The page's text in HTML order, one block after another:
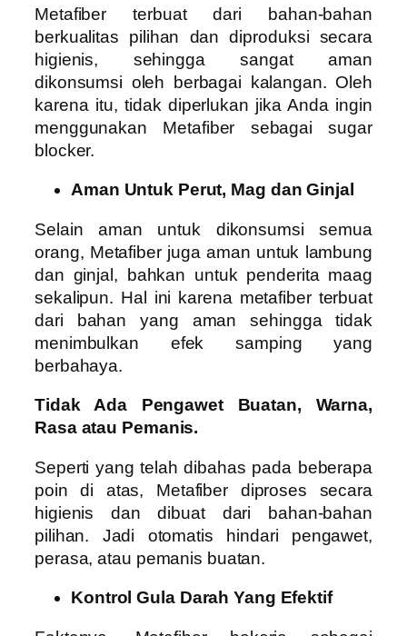
Metafiber terbuat dari bahan-bahan
berkualitas pilihan dan diproduksi secara
higienis, sehingga sangat aman
dikonsumsi oleh berbagai kalangan. Oleh
karena itu, tidak diperlukan jika Anda ingin
menggunakan Metafiber sebagai sugar
blocker.
Aman Untuk Perut, Mag dan Ginjal
Selain aman untuk dikonsumsi semua
orang, Metafiber juga aman untuk lambung
dan ginjal, bahkan untuk penderita maag
sekalipun. Hal ini karena metafiber terbuat
dari bahan yang aman sehingga tidak
menimbulkan efek samping yang
berbahaya.
Tidak Ada Pengawet Buatan, Warna,
Rasa atau Pemanis.
Seperti yang telah dibahas pada beberapa
poin di atas, Metafiber diproses secara
higienis dan dibuat dari bahan-bahan
pilihan. Jadi otomatis hindari pengawet,
perasa, atau pemanis buatan.
Kontrol Gula Darah Yang Efektif